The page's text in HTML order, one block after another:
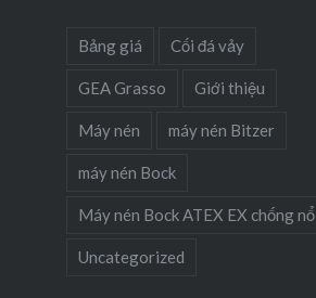
Bảng giá Cối đá vảy
GEA Grasso Giới thiệu
Máy nén máy nén Bitzer
máy nén Bock
Máy nén Bock ATEX EX chống nổ
Uncategorized